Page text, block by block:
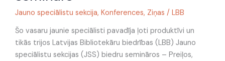
Jauno speciālistu sekcija, Konferences, Ziņas / LBB
Šo vasaru jaunie speciālisti pavadīja ļoti produktīvi un
tikās trijos Latvijas Bibliotekāru biedrības (LBB) Jauno
speciālistu sekcijas (JSS) biedru semināros – Preiļos,
biedru
seminārs